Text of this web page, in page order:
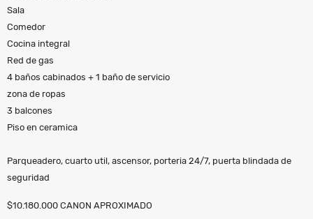
Sala
Comedor
Cocina integral
Red de gas
4 baños cabinados + 1 baño de servicio
zona de ropas
3 balcones
Piso en ceramica
Parqueadero, cuarto util, ascensor, porteria 24/7, puerta blindada de
seguridad
$10.180.000 CANON APROXIMADO